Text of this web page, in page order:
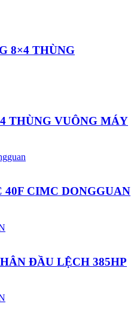
8×4 THÙNG
THÙNG VUÔNG MÁY
CIMC DONGGUAN
ĐẦU LỆCH 385HP